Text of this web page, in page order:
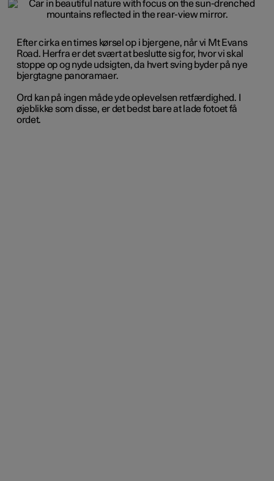
Efter cirka en times kørsel op i bjergene, når vi Mt Evans
Road. Herfra er det svært at beslutte sig for, hvor vi skal
stoppe op og nyde udsigten, da hvert sving byder på nye
bjergtagne panoramaer.
Ord kan på ingen måde yde oplevelsen retfærdighed. I
øjeblikke som disse, er det bedst bare at lade fotoet få
ordet.